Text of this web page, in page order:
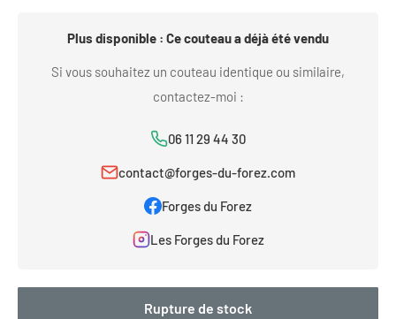
Plus disponible : Ce couteau a déjà été vendu
Si vous souhaitez un couteau identique ou similaire,
contactez-moi :
06 11 29 44 30
contact@forges-du-forez.com
Forges du Forez
Les Forges du Forez
Rupture de stock